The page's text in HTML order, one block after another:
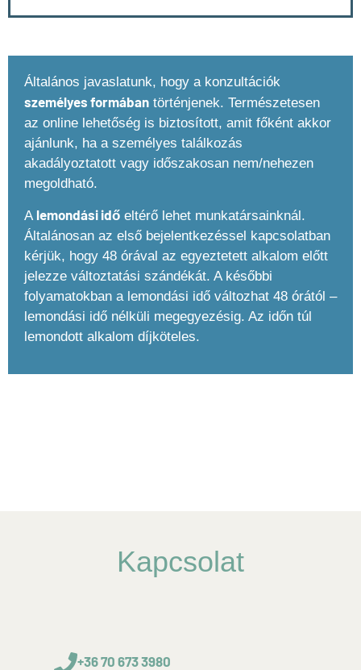
Általános javaslatunk, hogy a konzultációk
személyes formában történjenek. Természetesen
az online lehetőség is biztosított, amit főként akkor
ajánlunk, ha a személyes találkozás
akadályoztatott vagy időszakosan nem/nehezen
megoldható.
A lemondási idő eltérő lehet munkatársainknál.
Általánosan az első bejelentkezéssel kapcsolatban
kérjük, hogy 48 órával az egyeztetett alkalom előtt
jelezze változtatási szándékát. A későbbi
folyamatokban a lemondási idő változhat 48 órától –
lemondási idő nélküli megegyezésig. Az időn túl
lemondott alkalom díjköteles.
Kapcsolat
+36 70 673 3980